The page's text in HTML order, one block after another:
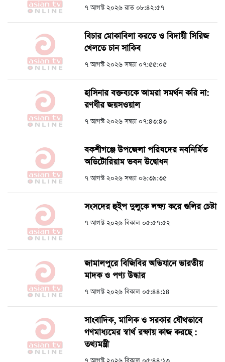
৭ আগস্ট ২০২৬ রাত ০৮:৪২:৫৭
বিচার মোকাবিলা করতে ও বিদায়ী সিরিজ
খেলতে চান সাকিব
৭ আগস্ট ২০২৬ সন্ধ্যা ০৭:৫৫:০৫
হাসিনার বক্তব্যকে আমরা সমর্থন করি না:
রণধীর জয়সওয়াল
৭ আগস্ট ২০২৬ সন্ধ্যা ০৭:৪৩:৪৩
বকশীগঞ্জে উপজেলা পরিষদের নবনির্মিত
অডিটোরিয়াম ভবন উদ্বোধন
৭ আগস্ট ২০২৬ সন্ধ্যা ০৬:৩৯:৩৫
সংসদের হুইপ দুলুকে লক্ষ্য করে গুলির চেষ্টা
৭ আগস্ট ২০২৬ বিকাল ০৫:৫৭:৫২
জামালপুরে বিজিবির অভিযানে ভারতীয়
মাদক ও পণ্য উদ্ধার
৭ আগস্ট ২০২৬ বিকাল ০৫:৪৪:১৪
সাংবাদিক, মালিক ও সরকার যৌথভাবে
গণমাধ্যমের স্বার্থ রক্ষায় কাজ করছে :
তথ্যমন্ত্রী